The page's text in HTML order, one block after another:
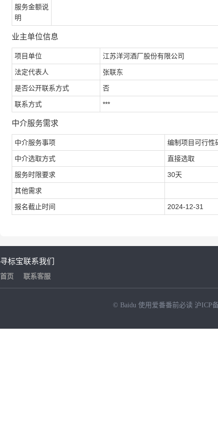
服务金额说
明
业主单位信息
项目单位 江苏洋河酒厂股份有限公司
法定代表人 张联东
是否公开联系方式 否
联系方式 ***
中介服务需求
中介服务事项 编制项目可行性
中介选取方式 直接选取
服务时限要求 30天
其他需求
报名截止时间 2024-12-31
寻标宝
首页
联系我们
联系客服
© Baidu 使用爱番番前必读 沪ICP